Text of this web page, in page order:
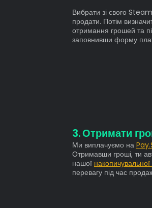
Вибрати зі свого
продати. Потім
отримання грошей та
заповнивши форму
Отримати
Ми виплачуємо на
Отримавши гроші, ти
нашої
перевагу під час